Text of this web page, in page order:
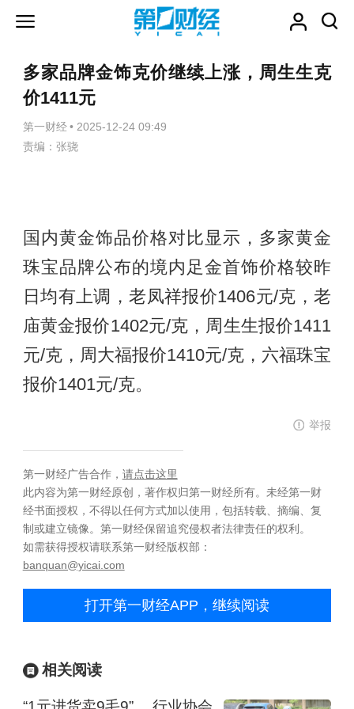
多家品牌金饰克价继续上涨，周生生克
价1411元
第一财经 • 2025-12-24 09:49
责编：张骁
国内黄金饰品价格对比显示，多家黄金
珠宝品牌公布的境内足金首饰价格较昨
日均有上调，老凤祥报价1406元/克，老
庙黄金报价1402元/克，周生生报价1411
元/克，周大福报价1410元/克，六福珠宝
报价1401元/克。
举报
第一财经广告合作， 请点击这里
此内容为第一财经原创，著作权归第一财经所有。未经第一财
经书面授权，不得以任何方式加以使用，包括转载、摘编、复
制或建立镜像。第一财经保留追究侵权者法律责任的权利。
如需获得授权请联系第一财经版权部：
banquan@yicai.com
打开第一财经APP，继续阅读
相关阅读